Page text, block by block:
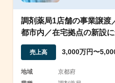
調剤薬局1店舗の事業譲渡
都市内／在宅拠点の新設
／最寄り駅徒歩5分以内
売上高 3,000万円〜
地域
京都府